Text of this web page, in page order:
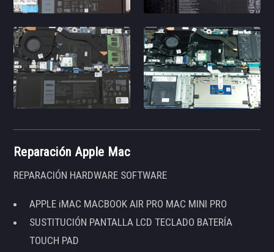
Reparación Apple Mac
REPARACIÓN HARDWARE SOFTWARE
APPLE iMAC MACBOOK AIR PRO MAC MINI PRO
SUSTITUCIÓN PANTALLA LCD TECLADO BATERÍA
TOUCH PAD